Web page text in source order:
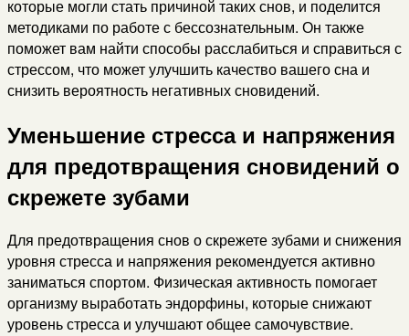
которые могли стать причиной таких снов, и поделится
методиками по работе с бессознательным. Он также
поможет вам найти способы расслабиться и справиться с
стрессом, что может улучшить качество вашего сна и
снизить вероятность негативных сновидений.
Уменьшение стресса и напряжения
для предотвращения сновидений о
скрежете зубами
Для предотвращения снов о скрежете зубами и снижения
уровня стресса и напряжения рекомендуется активно
заниматься спортом. Физическая активность помогает
организму выработать эндорфины, которые снижают
уровень стресса и улучшают общее самочувствие.